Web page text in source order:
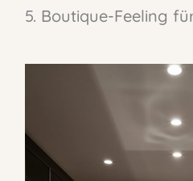
5. Boutique-Feeling